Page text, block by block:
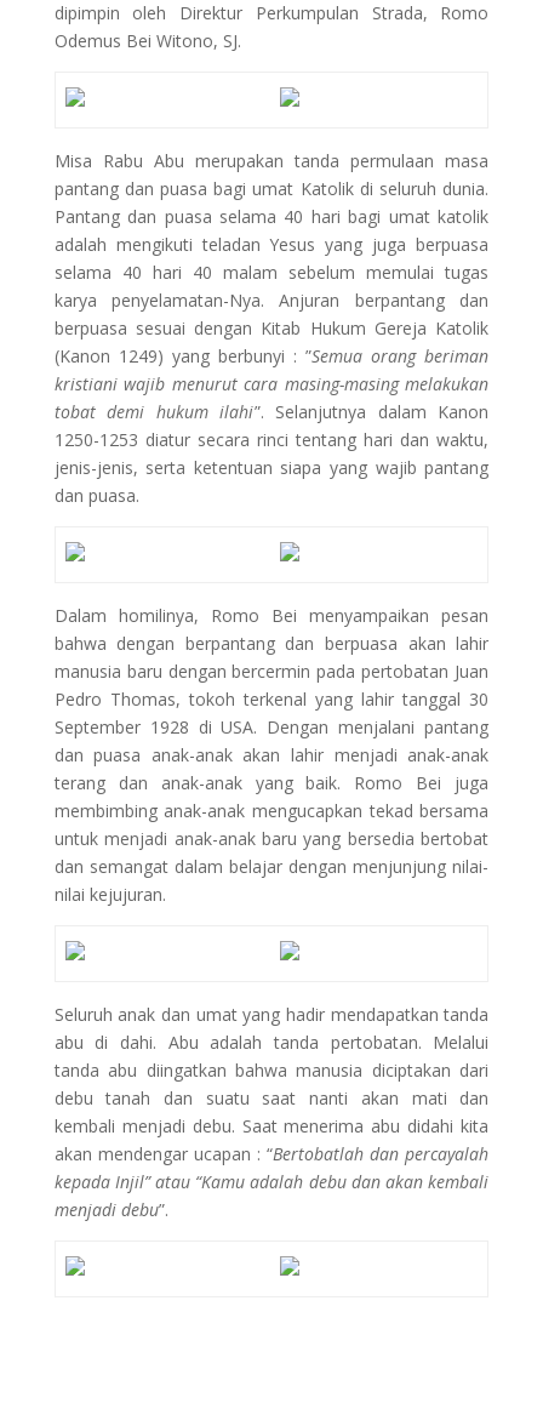
dipimpin oleh Direktur Perkumpulan Strada, Romo
Odemus Bei Witono, SJ.
Misa Rabu Abu merupakan tanda permulaan masa
pantang dan puasa bagi umat Katolik di seluruh dunia.
Pantang dan puasa selama 40 hari bagi umat katolik
adalah mengikuti teladan Yesus yang juga berpuasa
selama 40 hari 40 malam sebelum memulai tugas
karya penyelamatan-Nya. Anjuran berpantang dan
berpuasa sesuai dengan Kitab Hukum Gereja Katolik
(Kanon 1249) yang berbunyi : ”Semua orang beriman
kristiani wajib menurut cara masing-masing melakukan
tobat demi hukum ilahi”. Selanjutnya dalam Kanon
1250-1253 diatur secara rinci tentang hari dan waktu,
jenis-jenis, serta ketentuan siapa yang wajib pantang
dan puasa.
Dalam homilinya, Romo Bei menyampaikan pesan
bahwa dengan berpantang dan berpuasa akan lahir
manusia baru dengan bercermin pada pertobatan Juan
Pedro Thomas, tokoh terkenal yang lahir tanggal 30
September 1928 di USA. Dengan menjalani pantang
dan puasa anak-anak akan lahir menjadi anak-anak
terang dan anak-anak yang baik. Romo Bei juga
membimbing anak-anak mengucapkan tekad bersama
untuk menjadi anak-anak baru yang bersedia bertobat
dan semangat dalam belajar dengan menjunjung nilai-
nilai kejujuran.
Seluruh anak dan umat yang hadir mendapatkan tanda
abu di dahi. Abu adalah tanda pertobatan. Melalui
tanda abu diingatkan bahwa manusia diciptakan dari
debu tanah dan suatu saat nanti akan mati dan
kembali menjadi debu. Saat menerima abu didahi kita
akan mendengar ucapan : “Bertobatlah dan percayalah
kepada Injil” atau “Kamu adalah debu dan akan kembali
menjadi debu”.